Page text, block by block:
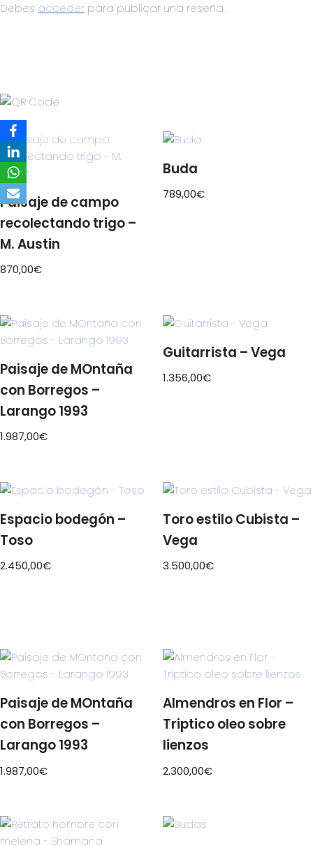
Debes acceder para publicar una reseña.
Paisaje de campo
recolectando trigo –
M. Austin
870,00€
Buda
789,00€
Paisaje de MOntaña
con Borregos –
Larango 1993
1.987,00€
Guitarrista – Vega
1.356,00€
Espacio bodegón –
Toso
2.450,00€
Toro estilo Cubista –
Vega
3.500,00€
Paisaje de MOntaña
con Borregos –
Larango 1993
1.987,00€
Almendros en Flor –
Triptico oleo sobre
lienzos
2.300,00€